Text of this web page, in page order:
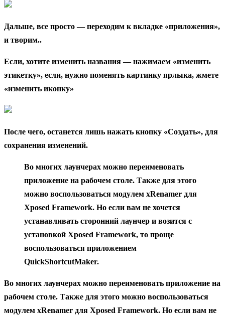
Дальше, все просто — переходим к вкладке «приложения»,
и творим..
Если, хотите изменить названия — нажимаем «изменить
этикетку», если, нужно поменять картинку ярлыка, жмете
«изменить иконку»
После чего, останется лишь нажать кнопку «Создать», для
сохранения изменений.
Во многих лаунчерах можно переименовать
приложение на рабочем столе. Также для этого
можно воспользоваться модулем xRenamer для
Xposed Framework. Но если вам не хочется
устанавливать сторонний лаунчер и возится с
установкой Xposed Framework, то проще
воспользоваться приложением
QuickShortcutMaker.
Во многих лаунчерах можно переименовать приложение на
рабочем столе. Также для этого можно воспользоваться
модулем xRenamer для Xposed Framework. Но если вам не